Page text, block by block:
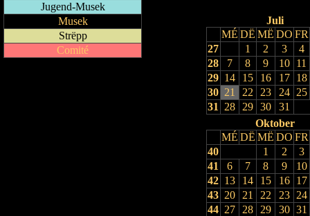
Jugend-Musek
Musek
Strëpp
Comité
Juli
MÉ DË MË DO FR
27
1 2 3
4
28
7 8 9 10
11
29 14 15 16 17
18
30 21 22 23 24
25
31
28 29 30
31
Oktober
MÉ DË MË DO FR
40
1 2
3
41
6 7 8 9
10
42 13 14 15 16
17
43 20 21 22 23
24
44 27 28 29 30 31